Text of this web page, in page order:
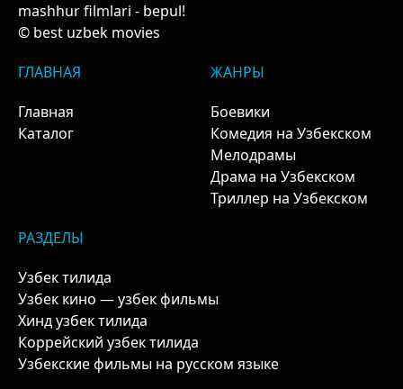
mashhur filmlari - bepul!
© best uzbek movies
ГЛАВНАЯ
Главная
Каталог
ЖАНРЫ
Боевики
Комедия на Узбекском
Мелодрамы
Драма на Узбекском
Триллер на Узбекском
РАЗДЕЛЫ
Узбек тилида
Узбек кино — узбек фильмы
Хинд узбек тилида
Коррейский узбек тилида
Узбекские фильмы на русском языке